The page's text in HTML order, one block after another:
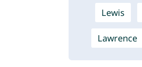
Lewis
Lawrence